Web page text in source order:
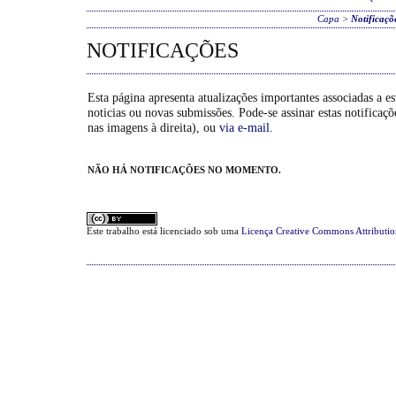
Capa >
NOTIFICAÇÕES
Esta página apresenta atualizações importantes associadas a
noticias ou novas submissões. Pode-se assinar estas
nas imagens à direita), ou via e-mail.
NÃO HÁ NOTIFICAÇÕES NO MOMENTO.
Este trabalho está licenciado sob uma Licença Creative Commons